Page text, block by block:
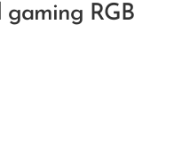
gaming RGB